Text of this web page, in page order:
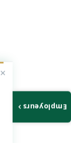
×
Employeurs